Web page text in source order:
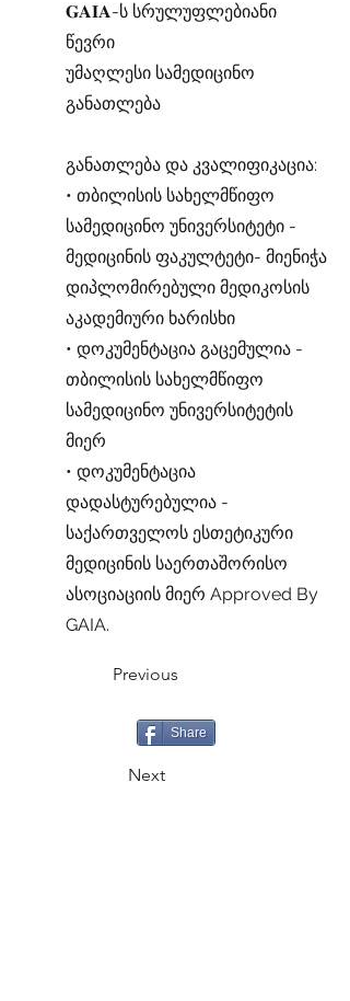
𝐆𝐀𝐈𝐀-ს სრულუფლებიანი
წევრი
უმაღლესი სამედიცინო
განათლება
განათლება და კვალიფიკაცია:
• თბილისის სახელმწიფო
სამედიცინო უნივერსიტეტი -
მედიცინის ფაკულტეტი- მიენიჭა
დიპლომირებული მედიკოსის
აკადემიური ხარისხი
• დოკუმენტაცია გაცემულია -
თბილისის სახელმწიფო
სამედიცინო უნივერსიტეტის
მიერ
• დოკუმენტაცია
დადასტურებულია -
საქართველოს ესთეტიკური
მედიცინის საერთაშორისო
ასოციაციის მიერ Approved By
GAIA.
Previous
Share
Next